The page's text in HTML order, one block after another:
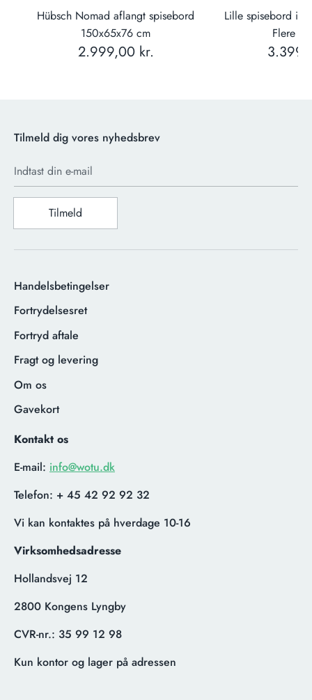
Hübsch Nomad aflangt spisebord
150x65x76 cm
2.999,00 kr.
Lille spisebord i
Flere
Tilmeld dig vores nyhedsbrev
Indtast din e-mail
Tilmeld
Handelsbetingelser
Fortrydelsesret
Fortryd aftale
Fragt og levering
Om os
Gavekort
Kontakt os
E-mail: info@wotu.dk
Telefon: + 45 42 92 92 32
Vi kan kontaktes på hverdage 10-16
Virksomhedsadresse
Hollandsvej 12
2800 Kongens Lyngby
CVR-nr.: 35 99 12 98
Kun kontor og lager på adressen